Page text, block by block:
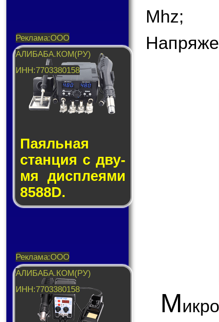
Паяльная
стан­ция с дву­
мя дис­пле­я­ми
8588D.
Mhz;
М